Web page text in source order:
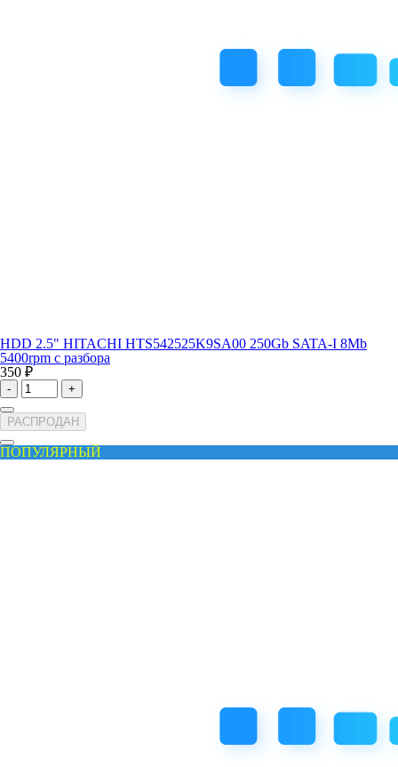
HDD 2.5" HITACHI HTS542525K9SA00 250Gb SATA-I 8Mb
5400rpm с разбора
350 ₽
- +
РАСПРОДАН
ПОПУЛЯРНЫЙ